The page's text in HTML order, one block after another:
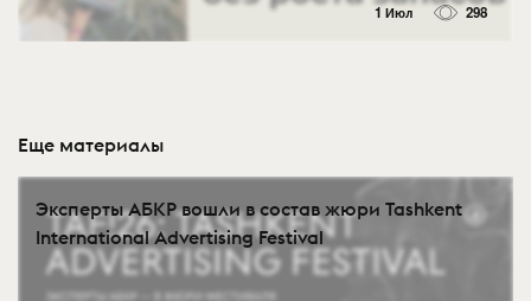
1 Июл 298
Еще материалы
Эксперты АБКР вошли в состав жюри Tashkent
International Advertising Festival